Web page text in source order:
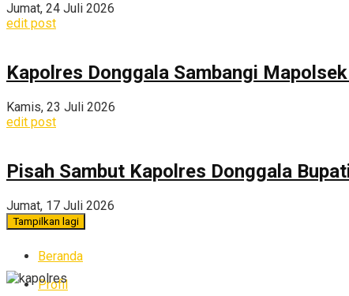
Jumat, 24 Juli 2026
edit post
Kapolres Donggala Sambangi
Kamis, 23 Juli 2026
edit post
Pisah Sambut Kapolres Donggala
Jumat, 17 Juli 2026
Tampilkan lagi
Beranda
Profil